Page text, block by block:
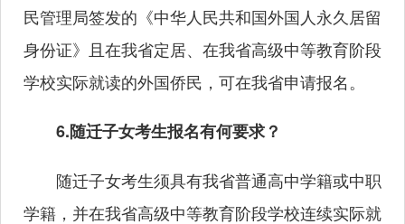
民管理局签发的《中华人民共和国外国人永久居留
身份证》且在我省定居、在我省高级中等教育阶段
学校实际就读的外国侨民，可在我省申请报名。
6.随迁子女考生报名有何要求？
随迁子女考生须具有我省普通高中学籍或中职
学籍，并在我省高级中等教育阶段学校连续实际就